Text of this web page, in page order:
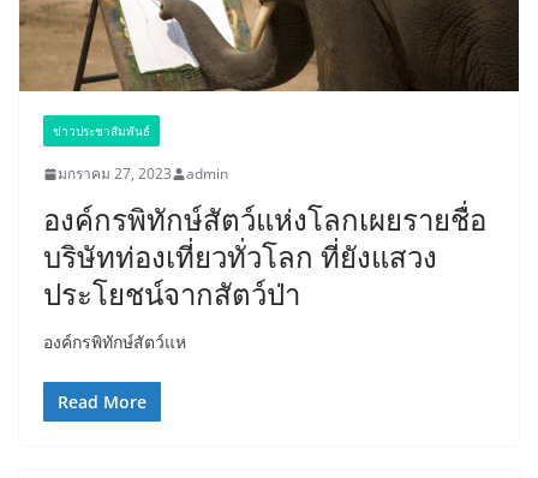
ข่าวประชาสัมพันธ์
มกราคม 27, 2023 admin
องค์กรพิทักษ์สัตว์แห่งโลกเผยรายชื่อ
บริษัทท่องเที่ยวทั่วโลก ที่ยังแสวง
ประโยชน์จากสัตว์ป่า
องค์กรพิทักษ์สัตว์แห
Read More